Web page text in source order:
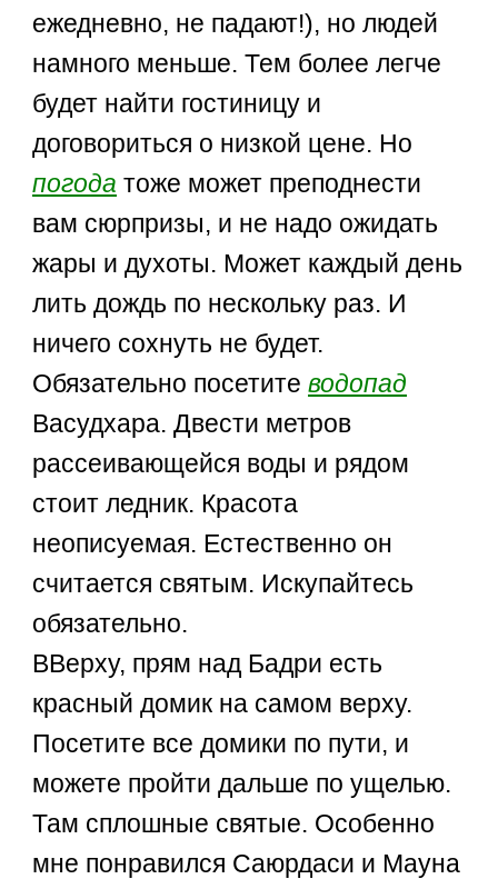
ежедневно, не падают!), но людей
намного меньше. Тем более легче
будет найти гостиницу и
договориться о низкой цене. Но
погода тоже может преподнести
вам сюрпризы, и не надо ожидать
жары и духоты. Может каждый день
лить дождь по нескольку раз. И
ничего сохнуть не будет.
Обязательно посетитеводопад
Васудхара. Двести метров
рассеивающейся воды и рядом
стоит ледник. Красота
неописуемая. Естественно он
считается святым. Искупайтесь
обязательно.
ВВерху, прям над Бадри есть
красный домик на самом верху.
Посетите все домики по пути, и
можете пройти дальше по ущелью.
Там сплошные святые. Особенно
мне понравился Саюрдаси и Мауна